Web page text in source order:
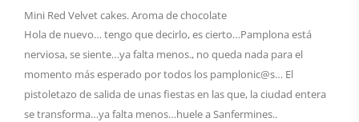
Mini Red Velvet cakes. Aroma de chocolate
Hola de nuevo… tengo que decirlo, es cierto…Pamplona está
nerviosa, se siente…ya falta menos., no queda nada para el
momento más esperado por todos los pamplonic@s… El
pistoletazo de salida de unas fiestas en las que, la ciudad entera
se transforma…ya falta menos…huele a Sanfermines..